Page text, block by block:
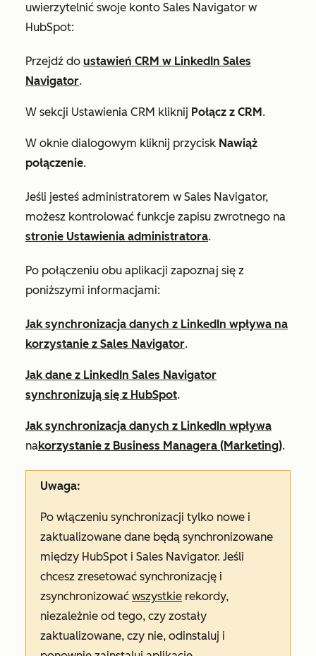
uwierzytelnić swoje konto Sales Navigator w
HubSpot:
Przejdź do ustawień CRM w LinkedIn Sales
Navigator.
W sekcji Ustawienia CRM kliknij Połącz z CRM.
W oknie dialogowym kliknij przycisk Nawiąż
połączenie.
Jeśli jesteś administratorem w Sales Navigator,
możesz kontrolować funkcje zapisu zwrotnego na
stronie Ustawienia administratora.
Po połączeniu obu aplikacji zapoznaj się z
poniższymi informacjami:
Jak synchronizacja danych z LinkedIn wpływa na
korzystanie z Sales Navigator.
Jak dane z LinkedIn Sales Navigator
synchronizują się z HubSpot.
Jak synchronizacja danych z LinkedIn wpływa
nakorzystanie z Business Managera (Marketing).
Uwaga:
Po włączeniu synchronizacji tylko nowe i
zaktualizowane dane będą synchronizowane
między HubSpot i Sales Navigator. Jeśli
chcesz zresetować synchronizację i
zsynchronizować wszystkie rekordy,
niezależnie od tego, czy zostały
zaktualizowane, czy nie, odinstaluj i